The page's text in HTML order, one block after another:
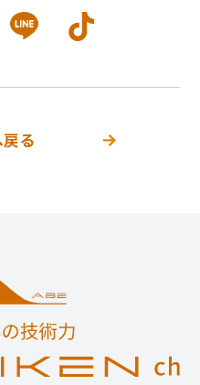
る